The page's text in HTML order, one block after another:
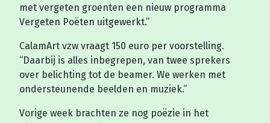
met vergeten groenten een nieuw programma
Vergeten Poëten uitgewerkt.”
CalamArt vzw vraagt 150 euro per voorstelling.
“Daarbij is alles inbegrepen, van twee sprekers
over belichting tot de beamer. We werken met
ondersteunende beelden en muziek.”
Vorige week brachten ze nog poëzie in het